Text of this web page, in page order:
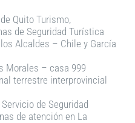
Quito Turismo,
de Seguridad Turística
Alcaldes – Chile y García
Morales – casa 999
terrestre interprovincial
de Seguridad
de atención en La